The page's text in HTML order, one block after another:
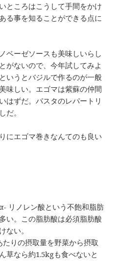
ところはこうして手間をかけ
る事を知ることができる点に
ベーゼソースも美味しいらし
がないので、今年試してみよ
いうとバジルで作るのが一般
味しい。エゴマは紫蘇の仲間
はずだ。パスタのレパートリ
だ。
にエゴマ巻きなんてのも良い
リノレン酸という不飽和脂肪
い。この脂肪酸は必須脂肪酸
ない。
りの摂取量を野菜から摂取
草なら約1.5kgも食べないと